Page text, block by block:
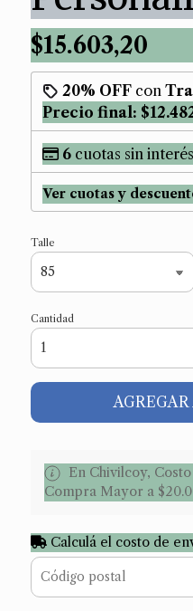
$15.603,20
20% OFFcon
Precio final:
6cuotas sin
Ver cuotas y
Talle
Cantidad
En Chivilcoy,
Compra Mayor a
Calculá el costo de